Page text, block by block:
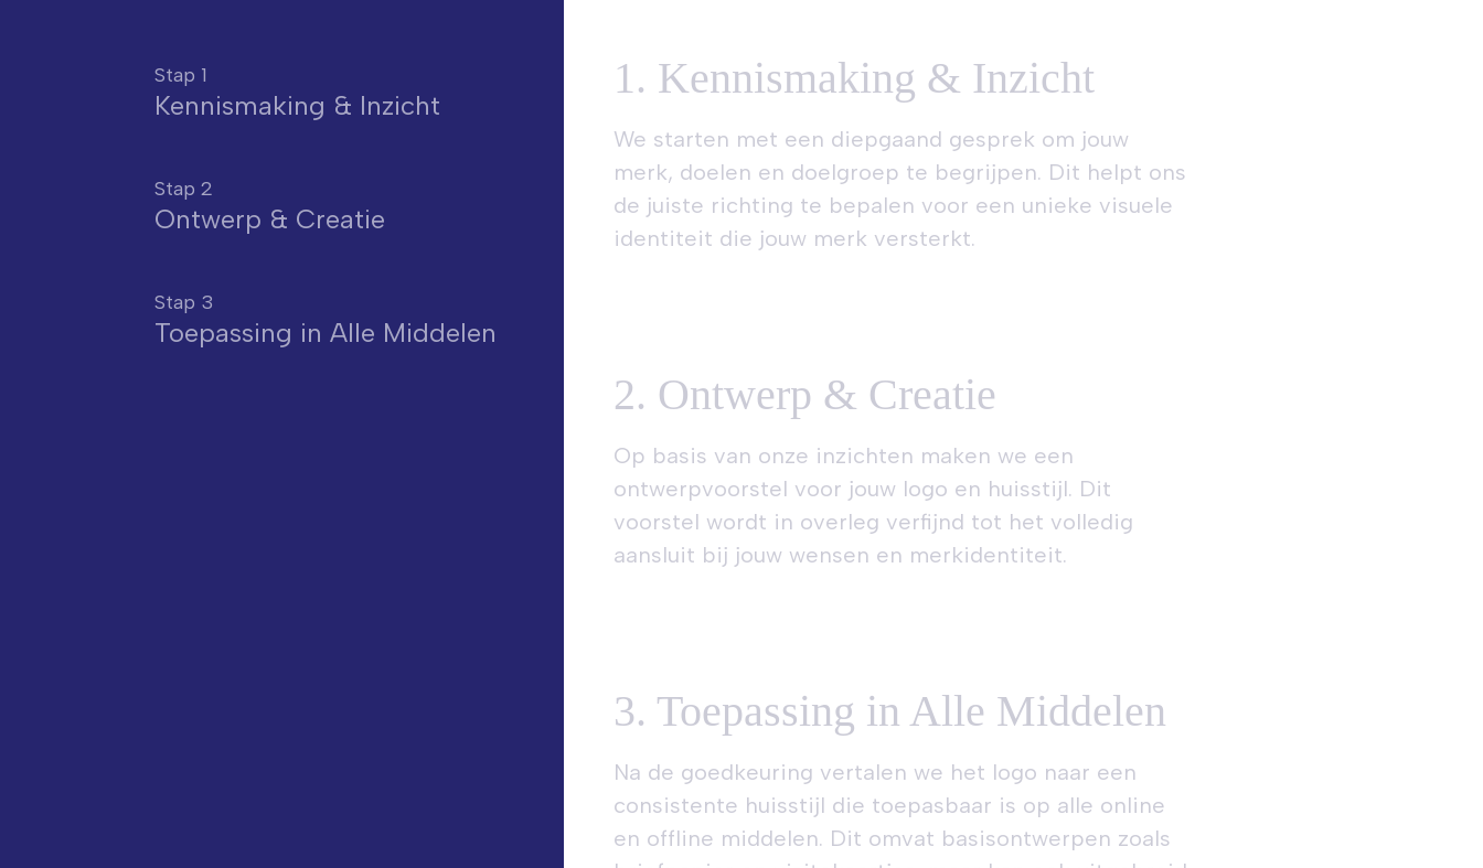
Stap 1
Kennismaking & Inzicht
Stap 2
Ontwerp & Creatie
Stap 3
Toepassing in Alle Middelen
1. Kennismaking & Inzicht
We starten met een diepgaand gesprek om jouw
merk, doelen en doelgroep te begrijpen. Dit helpt ons
de juiste richting te bepalen voor een unieke visuele
identiteit die jouw merk versterkt.
2. Ontwerp & Creatie
Op basis van onze inzichten maken we een
ontwerpvoorstel voor jouw logo en huisstijl. Dit
voorstel wordt in overleg verfijnd tot het volledig
aansluit bij jouw wensen en merkidentiteit.
3. Toepassing in Alle Middelen
Na de goedkeuring vertalen we het logo naar een
consistente huisstijl die toepasbaar is op alle online
en offline middelen. Dit omvat basisontwerpen zoals